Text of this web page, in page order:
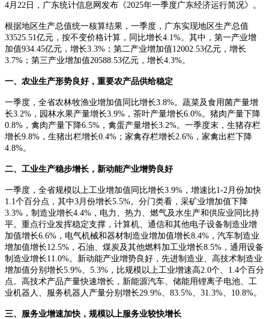
4月22日，广东统计信息网发布《2025年一季度广东经济运行简况》。
根据地区生产总值统一核算结果，一季度，广东实现地区生产总值
33525.51亿元，按不变价格计算，同比增长4.1%。其中，第一产业增
加值934.45亿元，增长3.3%；第二产业增加值12002.53亿元，增长
3.7%；第三产业增加值20588.53亿元，增长4.3%。
一、农业生产形势良好，重要农产品供给稳定
一季度，全省农林牧渔业增加值同比增长3.8%。蔬菜及食用菌产量增
长3.2%，园林水果产量增长3.9%，茶叶产量增长6.0%。猪肉产量下降
0.8%，禽肉产量下降6.5%，禽蛋产量增长3.2%。一季度末，生猪存栏
增长9.8%，生猪出栏增长0.4%；家禽存栏增长2.6%，家禽出栏下降
4.8%。
二、工业生产稳步增长，新动能产业增势良好
一季度，全省规模以上工业增加值同比增长3.9%，增速比1-2月份加快
1.1个百分点，其中3月份增长5.5%。分门类看，采矿业增加值下降
3.3%，制造业增长4.4%，电力、热力、燃气及水生产和供应业同比持
平。重点行业发挥稳定支撑，计算机、通信和其他电子设备制造业增
加值增长6.6%，电气机械和器材制造业增加值增长8.4%，汽车制造业
增加值增长12.5%，石油、煤炭及其他燃料加工业增长8.5%，通用设备
制造业增长11.0%。新动能产业增势良好，先进制造业、高技术制造业
增加值分别增长5.9%、5.3%，比规模以上工业增速高2.0个、1.4个百分
点。高技术产品产量快速增长，新能源汽车、储能用锂离子电池、工
业机器人、服务机器人产量分别增长29.9%、83.5%、31.3%、10.8%。
三、服务业增速加快，规模以上服务业较快增长